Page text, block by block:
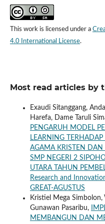
This work is licensed under a
4.0 International License.
Most read articles by
Exaudi Sitanggang,
Harefa, Dame Taruli
PENGARUH MODEL
LEARNING
AGAMA KRISTEN DAN
SMP NEGERI 2
UTARA TAHUN
Research and
GREAT-AGUSTUS
Kristiel Mega
Gunawan Pasaribu,
MEMBANGUN DAN